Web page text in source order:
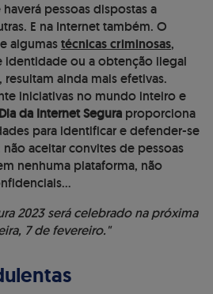
pessoas dispostas a
E na Internet também. O
algumastécnicas criminosas,
identidade ou a obtenção ilegal
ainda mais efetivas.
iniciativas no mundo inteiro e
Dia da Internet Segura proporciona
para identificar e defender-se
aceitar convites de pessoas
nenhuma plataforma, não
2023 será celebrado na próxima
7 de fevereiro."